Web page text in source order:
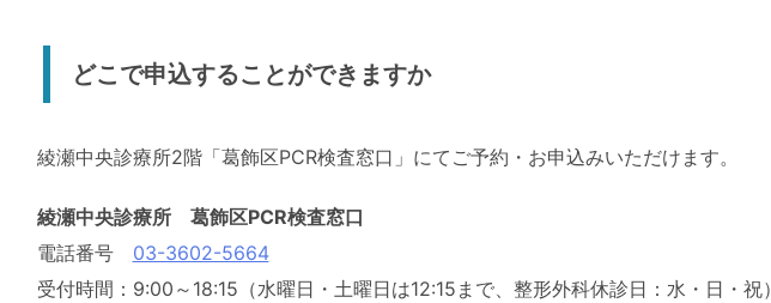
どこで申込することができますか
綾瀬中央診療所2階「葛飾区PCR検査窓口」にてご予約・お申込みいただけます。
綾瀬中央診療所 葛飾区PCR検査窓口
電話番号 03-3602-5664
受付時間：9:00～18:15（水曜日・土曜日は12:15まで、整形外科休診日：水・日・祝）